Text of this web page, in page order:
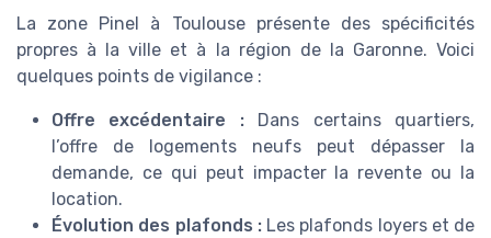
La zone Pinel à Toulouse présente des spécificités
propres à la ville et à la région de la Garonne. Voici
quelques points de vigilance :
Offre excédentaire :Dans certains quartiers,
l’offre de logements neufs peut dépasser la
demande, ce qui peut impacter la revente ou la
location.
Évolution des plafonds :Les plafonds loyers et de